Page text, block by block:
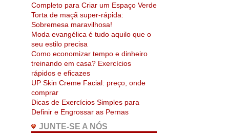
Completo para Criar um Espaço Verde
Torta de maçã super-rápida:
Sobremesa maravilhosa!
Moda evangélica é tudo aquilo que o
seu estilo precisa
Como economizar tempo e dinheiro
treinando em casa? Exercícios
rápidos e eficazes
UP Skin Creme Facial: preço, onde
comprar
Dicas de Exercícios Simples para
Definir e Engrossar as Pernas
JUNTE-SE A NÓS